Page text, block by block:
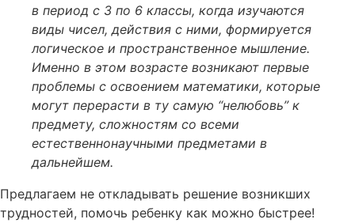
в период с 3 по 6 классы, когда изучаются
виды чисел, действия с ними, формируется
логическое и пространственное мышление.
Именно в этом возрасте возникают первые
проблемы с освоением математики, которые
могут перерасти в ту самую “нелюбовь” к
предмету, сложностям со всеми
естественнонаучными предметами в
дальнейшем.
Предлагаем не откладывать решение возникших
трудностей, помочь ребенку как можно быстрее!